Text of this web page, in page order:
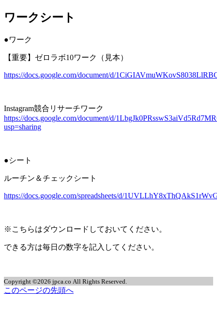
jpca.co
ワークシート
●ワーク
【重要】ゼロラボ10ワーク（見本）
https://docs.google.com/document/d/
Instagram競合リサーチワーク
https://docs.google.com/document/d/
usp=sharing
●シート
ルーチン＆チェックシート
https://docs.google.com/spreadsheets/d/
※こちらはダウンロードしておいてください。
できる方は毎日の数字を記入してください。
Copyright ©2026 jpca.co All Rights Reserved.
このページの先頭へ